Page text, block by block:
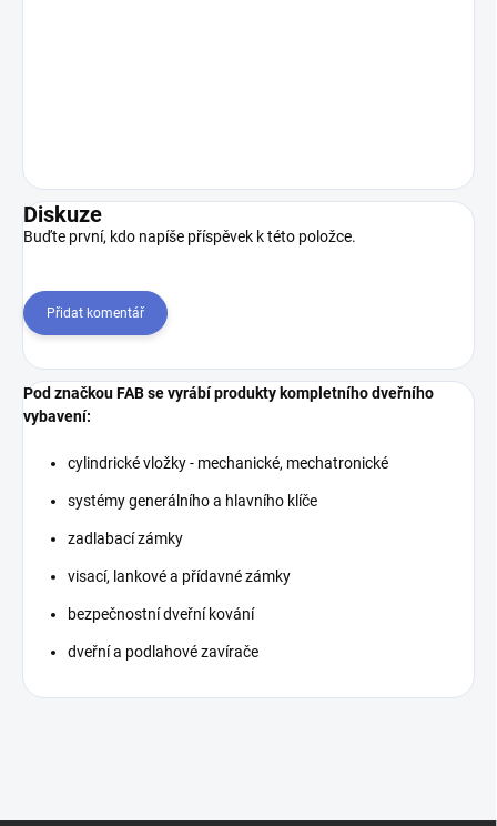
Diskuze
Buďte první, kdo napíše příspěvek k této položce.
Přidat komentář
Pod značkou FAB se vyrábí produkty kompletního dveřního
vybavení:
cylindrické vložky - mechanické, mechatronické
systémy generálního a hlavního klíče
zadlabací zámky
visací, lankové a přídavné zámky
bezpečnostní dveřní kování
dveřní a podlahové zavírače